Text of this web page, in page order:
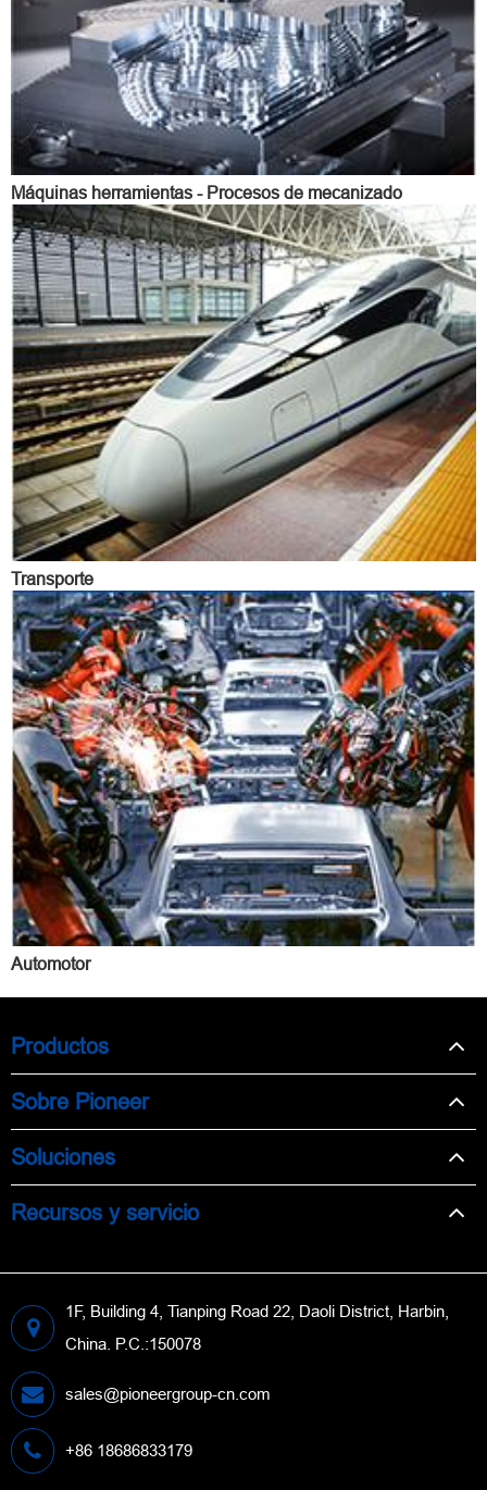
Máquinas herramientas - Procesos de mecanizado
Transporte
Automotor
Productos
Sobre Pioneer
Soluciones
Recursos y servicio
1F, Building 4, Tianping Road 22, Daoli District, Harbin,
China. P.C.:150078
sales@pioneergroup-cn.com
+86 18686833179